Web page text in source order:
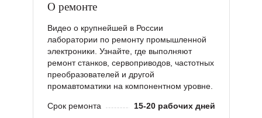
О ремонте
Видео о крупнейшей в России
лаборатории по ремонту промышленной
электроники. Узнайте, где выполняют
ремонт станков, сервоприводов, частотных
преобразователей и другой
промавтоматики на компонентном уровне.
Срок ремонта 15-20 рабочих дней